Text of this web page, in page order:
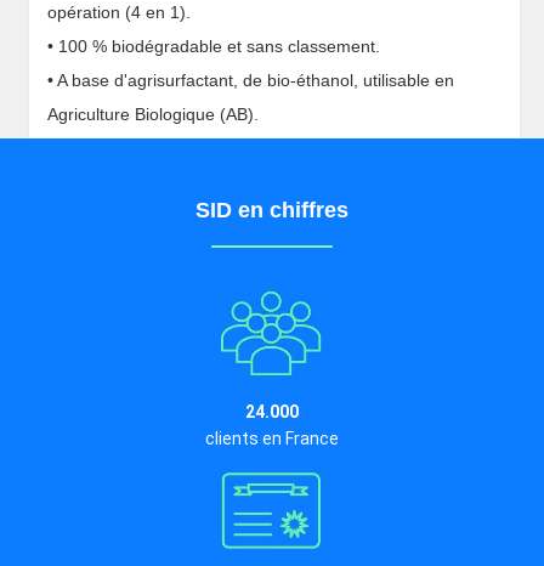
opération (4 en 1).
• 100 % biodégradable et sans classement.
• A base d'agrisurfactant, de bio-éthanol, utilisable en
Agriculture Biologique (AB).
SID en chiffres
24.000
clients en France